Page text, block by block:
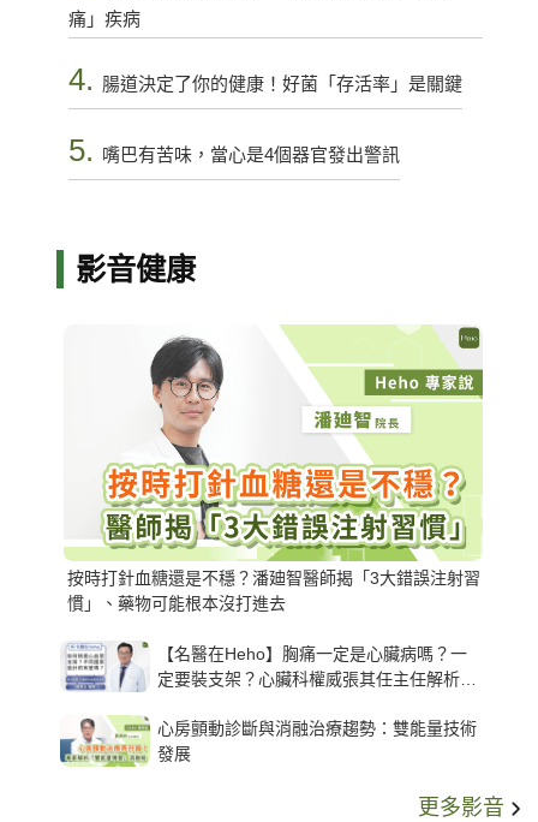
痛」疾病
4. 腸道決定了你的健康！好菌「存活率」是關鍵
5. 嘴巴有苦味，當心是4個器官發出警訊
影音健康
按時打針血糖還是不穩？潘廸智醫師揭「3大錯誤注射習
慣」、藥物可能根本沒打進去
【名醫在Heho】胸痛一定是心臟病嗎？一
定要裝支架？心臟科權威張其任主任解析支
心房顫動診斷與消融治療趨勢：雙能量技術
發展
更多影音